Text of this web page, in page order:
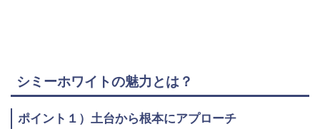
シミーホワイトの魅力とは？
ポイント１）土台から根本にアプローチ